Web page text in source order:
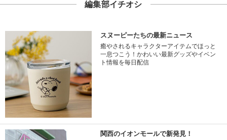
編集部イチオシ
スヌーピーたちの最新ニュース
癒やされるキャラクターアイテムでほっと
一息つこう！かわいい最新グッズやイベン
ト情報を毎日配信
関西のイオンモールで新発見！